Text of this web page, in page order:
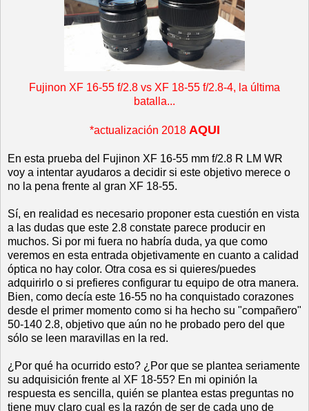
Fujinon XF 16-55 f/2.8 vs XF 18-55 f/2.8-4, la última
batalla...
*actualización 2018 AQUI
En esta prueba del Fujinon XF 16-55 mm f/2.8 R LM WR
voy a intentar ayudaros a decidir si este objetivo merece o
no la pena frente al gran XF 18-55.
Sí, en realidad es necesario proponer esta cuestión en vista
a las dudas que este 2.8 constate parece producir en
muchos. Si por mi fuera no habría duda, ya que como
veremos en esta entrada objetivamente en cuanto a calidad
óptica no hay color. Otra cosa es si quieres/puedes
adquirirlo o si prefieres configurar tu equipo de otra manera.
Bien, como decía este 16-55 no ha conquistado corazones
desde el primer momento como si ha hecho su "compañero"
50-140 2.8, objetivo que aún no he probado pero del que
sólo se leen maravillas en la red.
¿Por qué ha ocurrido esto? ¿Por que se plantea seriamente
su adquisición frente al XF 18-55? En mi opinión la
respuesta es sencilla, quién se plantea estas preguntas no
tiene muy claro cual es la razón de ser de cada uno de